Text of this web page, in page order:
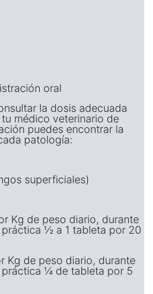
oral
la dosis adecuada
médico veterinario de
puedes encontrar la
patología:
superficiales)
Kg de peso diario, durante
práctica ½ a 1 tableta por 20
Kg de peso diario, durante
práctica ¼ de tableta por 5